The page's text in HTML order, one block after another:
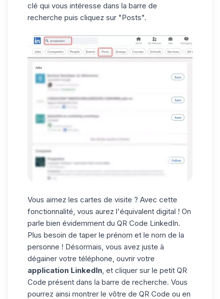
clé qui vous intéresse dans la barre de
recherche puis cliquez sur "Posts".
Vous aimez les cartes de visite ? Avec cette
fonctionnalité, vous aurez l'équivalent digital ! On
parle bien évidemment du QR Code LinkedIn.
Plus besoin de taper le prénom et le nom de la
personne ! Désormais, vous avez juste à
dégainer votre téléphone, ouvrir votre
application LinkedIn, et cliquer sur le petit QR
Code présent dans la barre de recherche. Vous
pourrez ainsi montrer le vôtre de QR Code ou en